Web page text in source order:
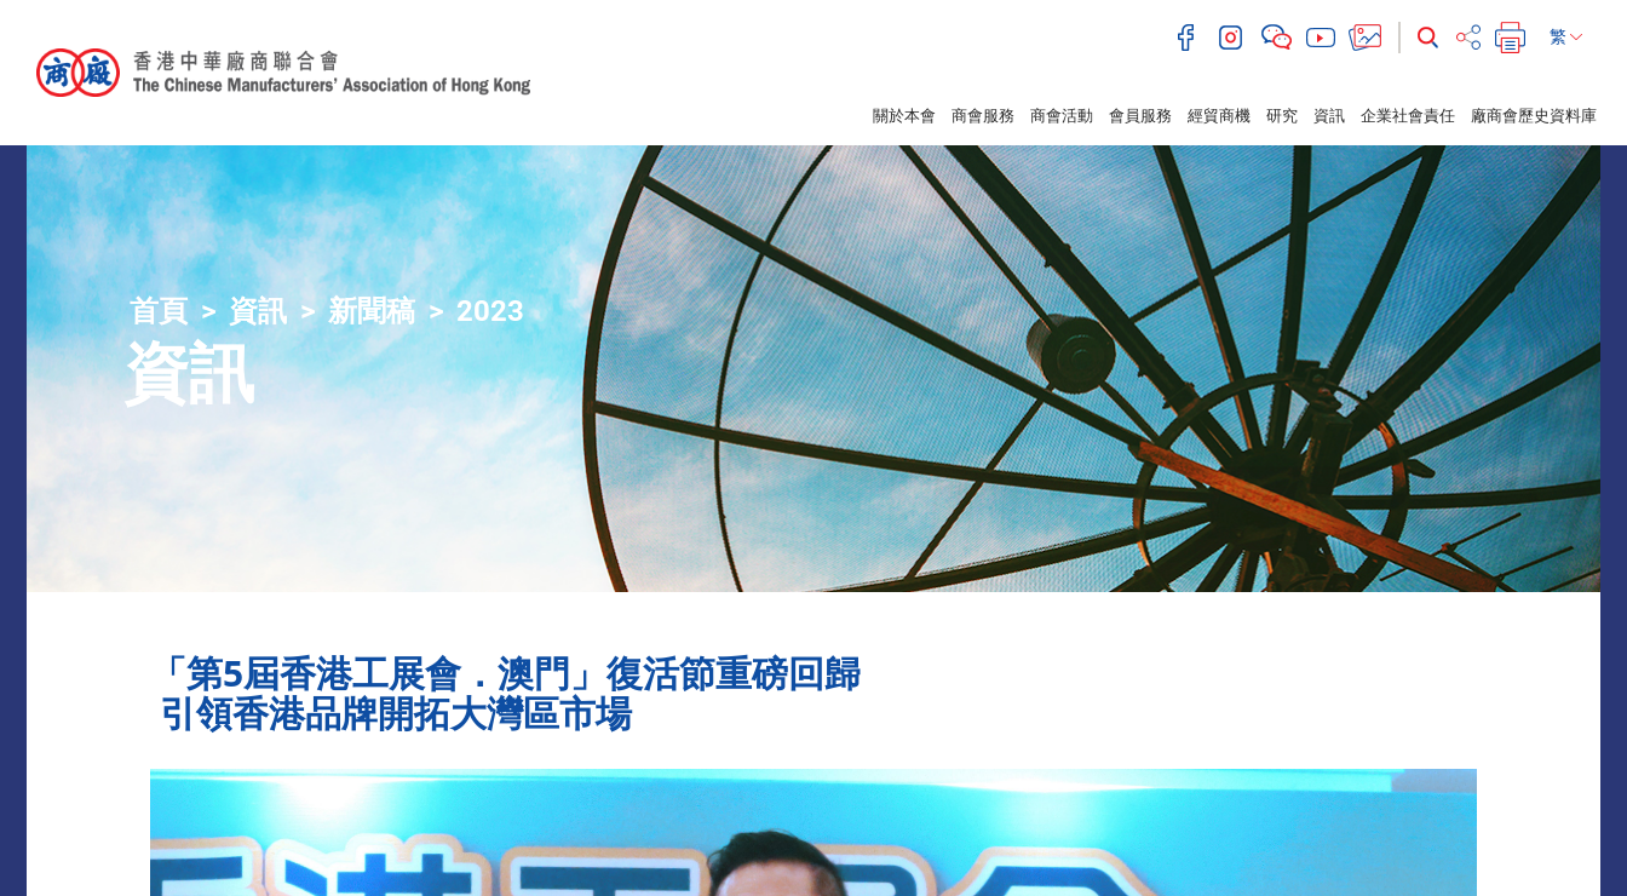
繁
關於本會 商會服務 商會活動 會員服務 經貿商機 研究 資訊 企業社會責任 廠商會歷史資料庫
首頁 資訊 新聞稿 2023
資訊
「第5屆香港工展會．澳門」復活節重磅回歸
引領香港品牌開拓大灣區市場